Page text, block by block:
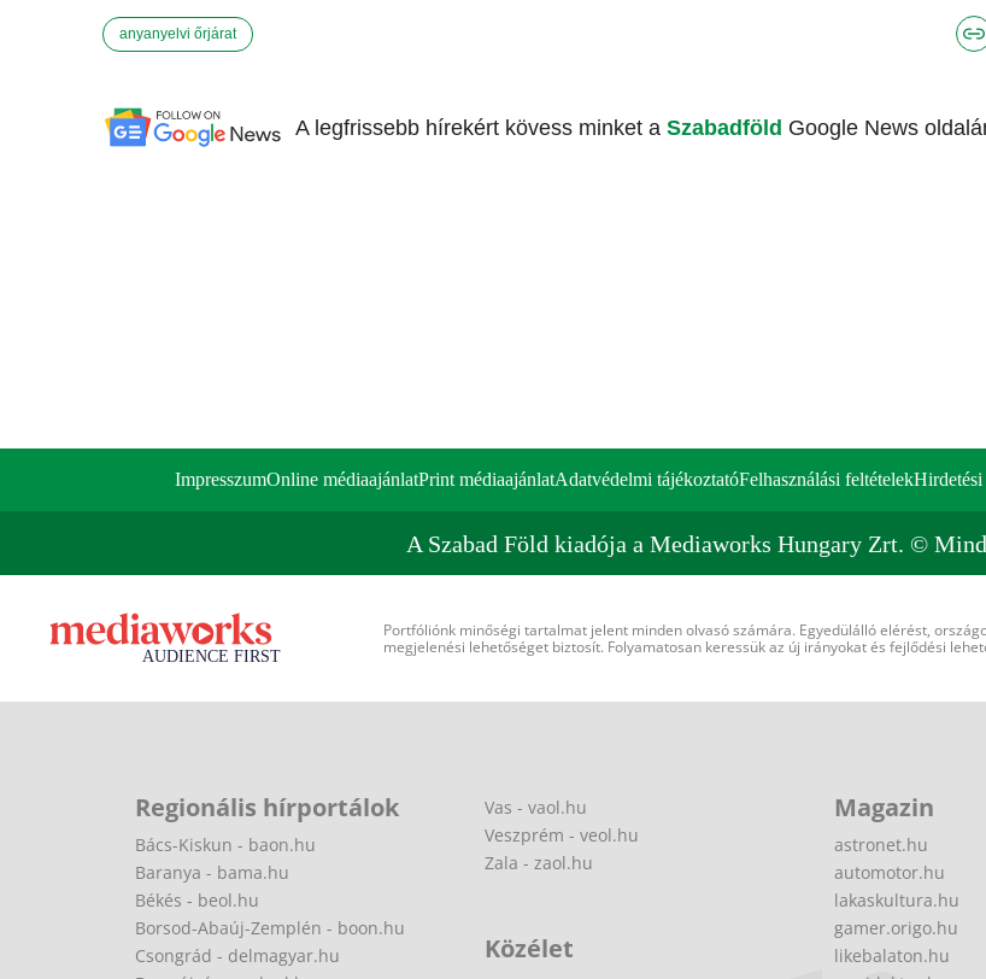
anyanyelvi őrjárat
A legfrissebb hírekért kövess minket a Szabadföld Google News
ImpresszumOnline médiaajánlatPrint médiaajánlatAdatvédelmi tájékoztatóFelhasználási feltételekHirdetési
A Szabad Föld kiadója a Mediaworks Hungary Zrt. ©
Portfóliónk minőségi tartalmat jelent minden olvasó számára. Egyedülálló elérést,
megjelenési lehetőséget biztosít. Folyamatosan keressük az új irányokat és fejlődési
Regionális hírportálok
Bács-Kiskun - baon.hu
Baranya - bama.hu
Békés - beol.hu
Borsod-Abaúj-Zemplén - boon.hu
Csongrád - delmagyar.hu
Vas - vaol.hu
Veszprém - veol.hu
Zala - zaol.hu
Közélet
Magazin
astronet.hu
automotor.hu
lakaskultura.hu
gamer.origo.hu
likebalaton.hu